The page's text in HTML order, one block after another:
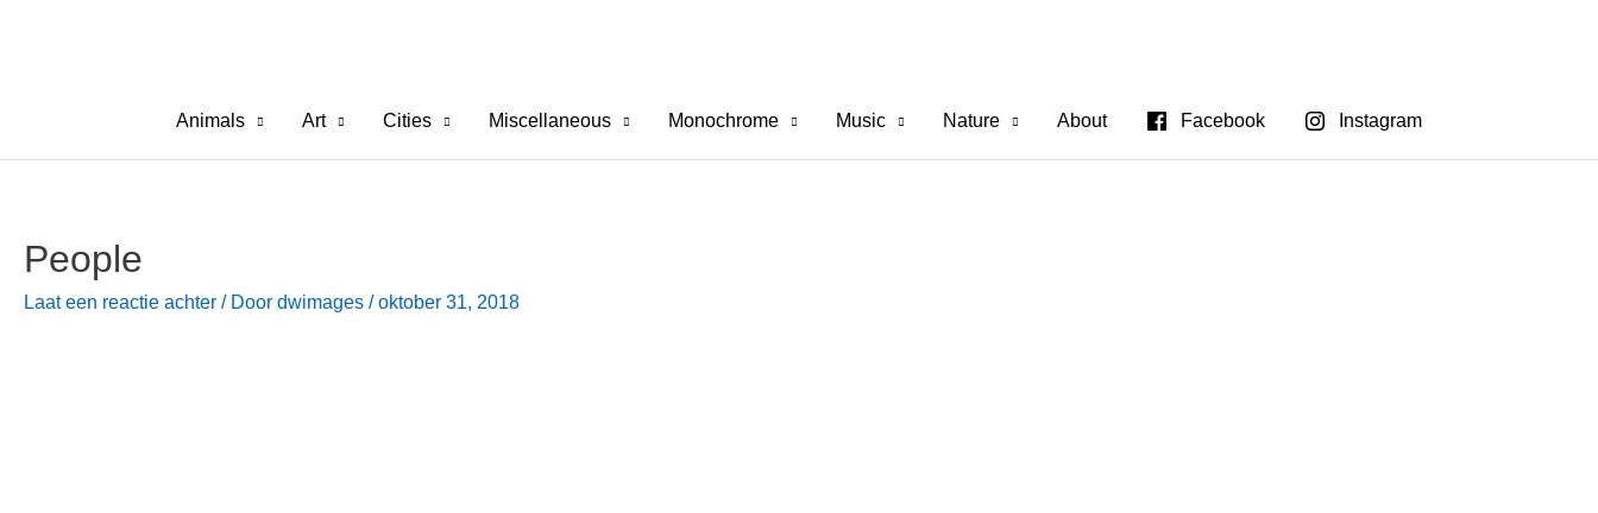
Animals Art Cities Miscellaneous Monochrome Music Nature About Facebook Instagram
People
Laat een reactie achter / Door dwimages /oktober 31, 2018